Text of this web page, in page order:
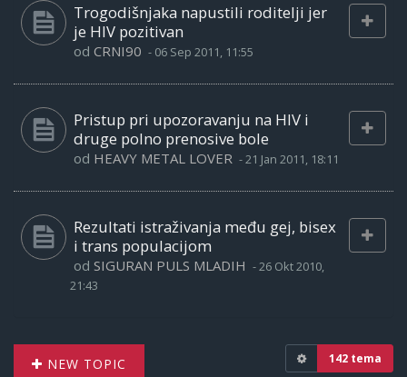
Trogodišnjaka napustili roditelji jer
je HIV pozitivan
od CRNI90 - 06 Sep 2011, 11:55
Pristup pri upozoravanju na HIV i
druge polno prenosive bole
od HEAVY METAL LOVER -21 Jan 2011, 18:11
Rezultati istraživanja među gej, bisex
i trans populacijom
od SIGURAN PULS MLADIH -26 Okt 2010,
21:43
NEW TOPIC 142 tema